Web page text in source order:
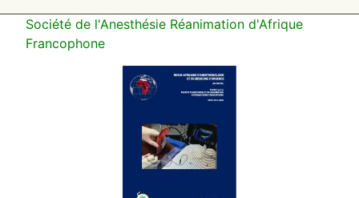
Société de l'Anesthésie Réanimation d'Afrique
Francophone